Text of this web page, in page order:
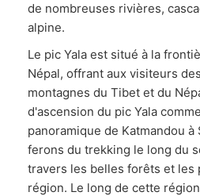
de nombreuses rivières,
alpine.
Le pic Yala est situé à la
Népal, offrant aux visiteurs
montagnes du Tibet et du
d'ascension du pic Yala
panoramique de Katmandou à
ferons du trekking le long du
travers les belles forêts et les
région. Le long de cette